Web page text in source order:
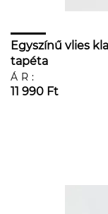
Egyszínű vlies
tapéta
ÁR:
11 990 Ft